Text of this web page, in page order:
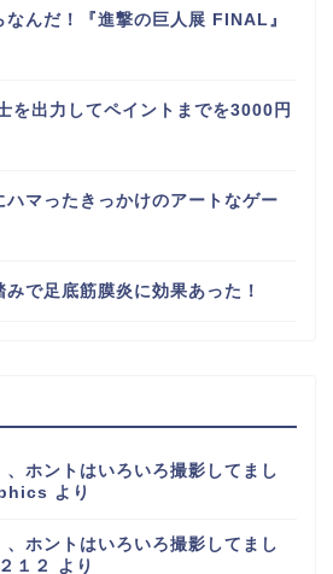
なんだ！『進撃の巨人展 FINAL』
を出力してペイントまでを3000円
ハマったきっかけのアートなゲー
で足底筋膜炎に効果あった！
、ホントはいろいろ撮影してまし
より
、ホントはいろいろ撮影してまし
１２ より